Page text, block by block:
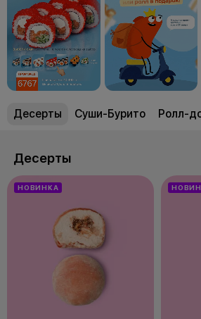
Десерты Суши-Бурито Ролл-
Десерты
НОВИНКА